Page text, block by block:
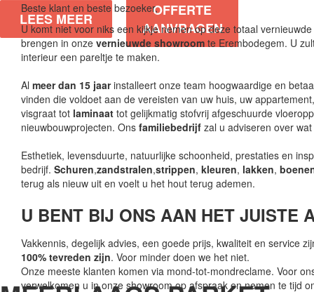
LEES MEER
OFFERTE
AANVRAGEN
Beste klant en beste bezoeker,
U komt niet voor niks een kijkje nemen op deze totaal
brengen in onze vernieuwde showroom te Erembodegem. U
interieur een pareltje te maken.
Al meer dan 15 jaarinstalleert onze team hoogwaardige en
vinden die voldoet aan de vereisten van uw huis, uw
visgraat tot laminaat tot gelijkmatig stofvrij afgeschuurde
nieuwbouwprojecten. Ons familiebedrijf zal u adviseren over
Esthetiek, levensduurte, natuurlijke schoonheid, prestaties en
bedrijf. Schuren,zandstralen,strippen, kleuren, lakken,
terug als nieuw uit en voelt u het hout terug ademen.
U BENT BIJ ONS AAN HET JUISTE
Vakkennis, degelijk advies, een goede prijs, kwaliteit en service
100% tevreden zijn. Voor minder doen we het niet.
Onze meeste klanten komen via mond-tot-mondreclame. Voor
verwelkomen u in onze showroom op afspraak en nemen te tijd